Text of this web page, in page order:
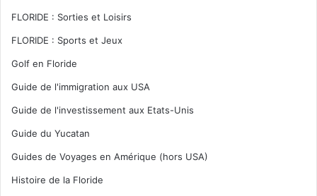
FLORIDE : Sorties et Loisirs
FLORIDE : Sports et Jeux
Golf en Floride
Guide de l'immigration aux USA
Guide de l'investissement aux Etats-Unis
Guide du Yucatan
Guides de Voyages en Amérique (hors USA)
Histoire de la Floride